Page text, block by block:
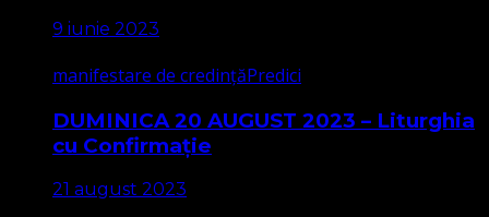
9 iunie 2023
manifestare de credințăPredici
DUMINICA 20 AUGUST 2023 – Liturghia
cu Confirmație
21 august 2023